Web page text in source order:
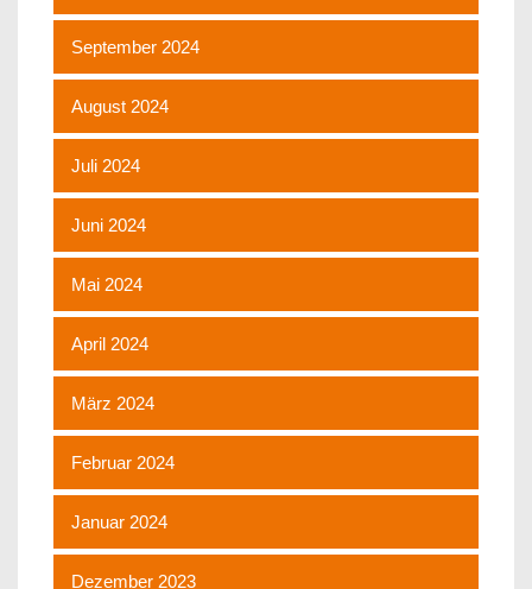
September 2024
August 2024
Juli 2024
Juni 2024
Mai 2024
April 2024
März 2024
Februar 2024
Januar 2024
Dezember 2023